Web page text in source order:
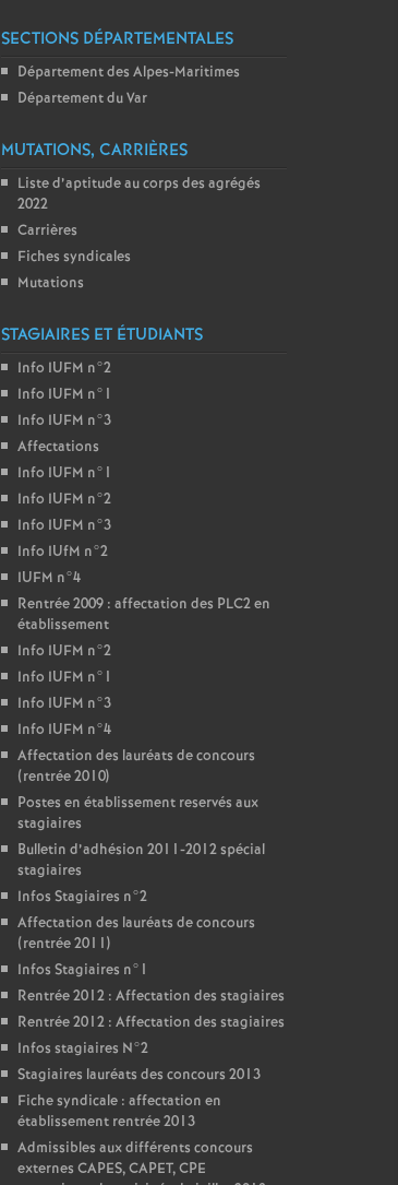
SECTIONS DÉPARTEMENTALES
Département des Alpes-Maritimes
Département du Var
MUTATIONS, CARRIÈRES
Liste d’aptitude au corps des agrégés
2022
Carrières
Fiches syndicales
Mutations
STAGIAIRES ET ÉTUDIANTS
Info IUFM n°2
Info IUFM n°1
Info IUFM n°3
Affectations
Info IUFM n°1
Info IUFM n°2
Info IUFM n°3
Info IUfM n°2
IUFM n°4
Rentrée 2009 : affectation des PLC2 en
établissement
Info IUFM n°2
Info IUFM n°1
Info IUFM n°3
Info IUFM n°4
Affectation des lauréats de concours
(rentrée 2010)
Postes en établissement reservés aux
stagiaires
Bulletin d’adhésion 2011-2012 spécial
stagiaires
Infos Stagiaires n°2
Affectation des lauréats de concours
(rentrée 2011)
Infos Stagiaires n°1
Rentrée 2012 : Affectation des stagiaires
Rentrée 2012 : Affectation des stagiaires
Infos stagiaires N°2
Stagiaires lauréats des concours 2013
Fiche syndicale : affectation en
établissement rentrée 2013
Admissibles aux différents concours
externes CAPES, CAPET, CPE